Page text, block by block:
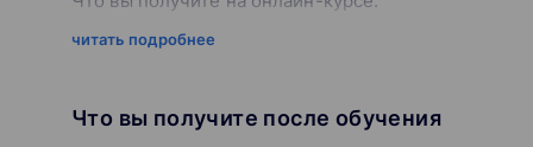
Научишься анализировать, продумывать
Узнаешь, как погружаться в эмоциональное
читать подробнее
Что вы получите после обучения